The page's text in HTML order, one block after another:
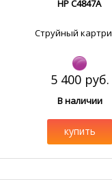
HP C4847A
Струйный
5 400 руб.
В наличии
купить